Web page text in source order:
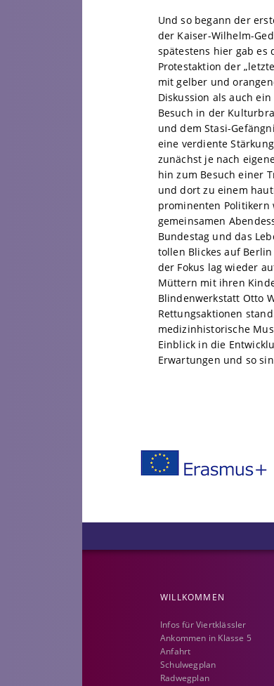
Und so begann der
der Kaiser-Wilhelm-
spätestens hier gab es
Protestaktion der
mit gelber und
Diskussion als auch
Besuch in der
und dem Stasi-
eine verdiente
zunächst je nach
hin zum Besuch einer
und dort zu einem
prominenten Politikern
gemeinsamen
Bundestag und das
tollen Blickes auf
der Fokus lag wieder
Müttern mit ihren
Blindenwerkstatt Otto
Rettungsaktionen
medizinhistorische
Einblick in die
Erwartungen und so
WILLKOMMEN
Infos für Viertklässler
Ankommen in Klasse 5
Anfahrt
Schulwegplan
Radwegplan